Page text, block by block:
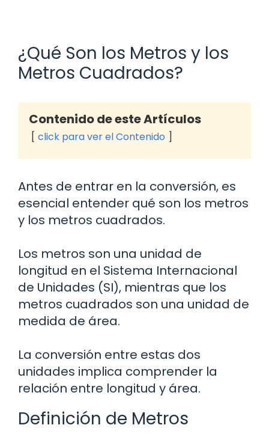
¿Qué Son los Metros y los
Metros Cuadrados?
Contenido de este Artículos
click para ver el Contenido
Antes de entrar en la conversión, es
esencial entender qué son los metros
y los metros cuadrados.
Los metros son una unidad de
longitud en el Sistema Internacional
de Unidades (SI), mientras que los
metros cuadrados son una unidad de
medida de área.
La conversión entre estas dos
unidades implica comprender la
relación entre longitud y área.
Definición de Metros